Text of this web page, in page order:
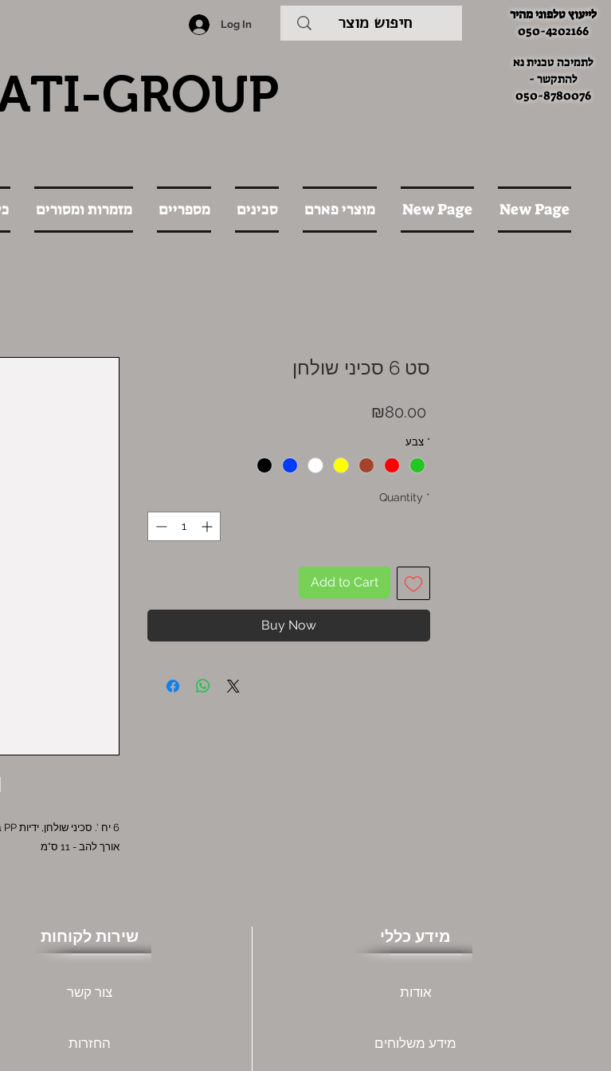
לייעוץ טלפוני מהיר
050-4202166
לתמיכה טכנית נא
להתקשר -
050-8780076
Log In
GROUP
New Page
New Page מוצרי פארם סכינים מספריים מזמרות ומסורים
6 יח '. סכיני שולחן, ידיות PP במגוון צבעים, להבים משוננים מפלדה - תוצרת 100% באיטליה
אורך להב - 11 ס"מ
סט 6 סכיני שולחן
₪80.00
צבע *
Quantity *
Add to Cart
Buy Now
שירות לקוחות
צור קשר
החזרות
מידע כללי
אודות
מידע משלוחים